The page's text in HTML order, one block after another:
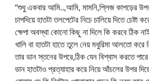
“শুধু একবার আমি..,আমি, মামনি,প্লিজ কাপড়ের
চাপদিয়ে হাতটা তলপেটের নিচে চালিয়ে দিতে
ক্ষেপা অবস্থা কোনো কিছু না দিলে কি করবে ঠিক
খালি বা হাতটা হাতে তুলে নেয় মধুরিমা আলতো করে
তার ডান স্তনের উপরে,ঠিক যেন বিশ্বাস করতে
ডান হাতটাও প্রত্যাহার করে নিয়ে আঁচলের উপর